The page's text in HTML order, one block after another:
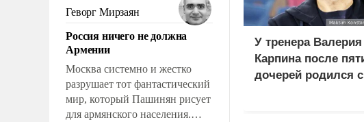
Сложившаяся ситуация
означает многолетний период
уязвимости США, например,
перед Китаем.
Геворг Мирзаян
Россия ничего не должна
Армении
Москва системно и жестко
разрушает тот фантастический
мир, который Пашинян рисует
для армянского населения.
У тренера Валерия
Карпина после
дочерей родился